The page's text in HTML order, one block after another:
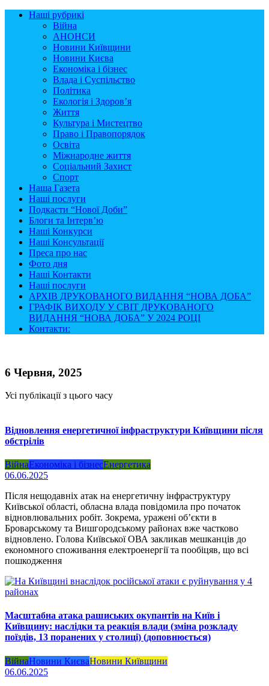
Наші рубрикі
Війна
АНОНСИ
Новини Київщини
Новини Києва
Економіка і бізнес
Влада і Суспільство
Політика
Екологія і Здоров’я
Життя
Культура і Мистецтво
Право і Правопорядок
Освіта
Міжнародне життя
Соціальний Захист
Спорт
Наша Газета
Наші послуги
Подкасти “Нової Доби”
Блоги та Інтерв’ю
Наші Конкурси
Наші Консультації
Преса про нас
Фото дня
Наші Контакти
Наші послуги
АРХІВ ДРУКОВАНОГО ВИДАННЯ “НОВА ДОБА”
ГРАФІК ВИХОДУ У СВІТ ДРУКОВАНОГО
ВИДАННЯ “НОВА ДОБА” У 2024 РОЦІ
Контакти:
6 Червня, 2025
Усі публікації з цього часу
Відновлення енергетичної інфраструктури Київщини після
обстрілів
ВійнаЕкономіка і бізнесЕнергетика
06.06.2025
Після нещодавніх атак на енергетичну інфраструктуру
Київської області, обласна влада повідомила про початок
відновлювальних робіт. Зокрема, уражені об’єкти в
Броварському та Вишгородському районах вже частково
відновлено. Голова Київської ОВА закликав мешканців до
економного споживання електроенергії та пообіцяв, що всі
пошкодження
Масштабна атака рашиських окупантів на Київ і
Київщину: наслідки та реакція влади (зміна розкладу
поїздів, 13 поранених у столиці) (доповнюється)
ВійнаНовини КиєваНовини Київщини
06.06.2025